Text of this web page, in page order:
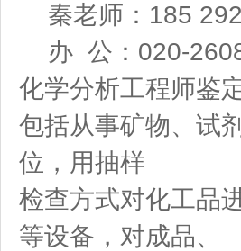
秦老师：185
办 公：020-
化学分析工程师鉴
包括从事矿物、试
位，用抽样
检查方式对化工品
等设备，对成品、